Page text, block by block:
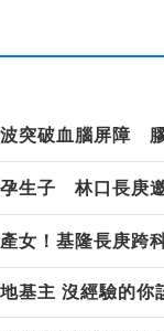
突破血腦屏障
生子 林口長庚
女！基隆長庚跨
基主 沒經驗的你